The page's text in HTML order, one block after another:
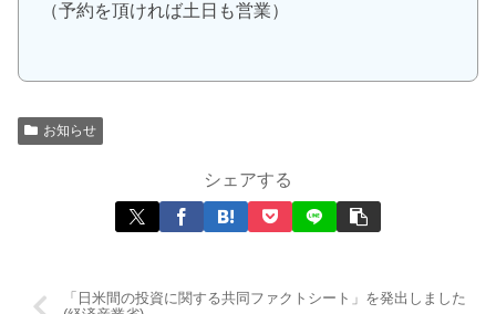
（予約を頂ければ土日も営業）
お知らせ
シェアする
「日米間の投資に関する共同ファクトシート」を発出しました